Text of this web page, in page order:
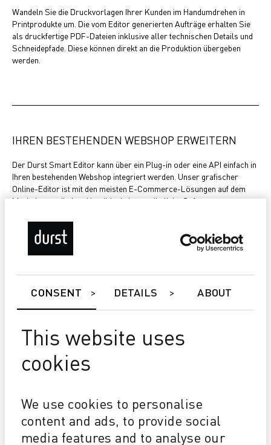
CONSENT DETAILS ABOUT
This website uses
cookies
We use cookies to personalise
content and ads, to provide social
media features and to analyse our
Wandeln Sie die Druckvorlagen Ihrer Kunden im Handumdrehen in
Printprodukte um. Die vom Editor generierten Aufträge erhalten Sie
als druckfertige PDF-Dateien inklusive aller technischen Details und
Schneidepfade. Diese können direkt an die Produktion übergeben
werden.
IHREN BESTEHENDEN WEBSHOP ERWEITERN
Der Durst Smart Editor kann über ein Plug-in oder eine API einfach in
Ihren bestehenden Webshop integriert werden. Unser grafischer
Online-Editor ist mit den meisten E-Commerce-Lösungen auf dem
Markt kompatibel und benötigt keine zusätzliche Software.
das Vertrauen in das Produkt zu stärken. Damit steigern Sie die
Konversionsrate Ihres E-Commerce.
ERLEICHTERN SIE DIE AUFTRAGSPLATZIERUNG